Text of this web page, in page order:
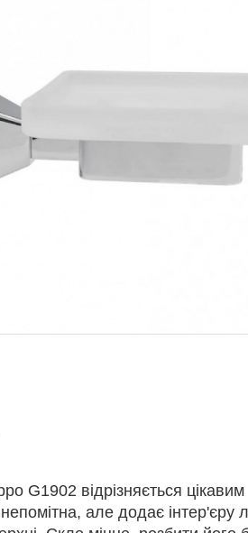
G1902 відрізняється цікавим
але додає інтер'єру